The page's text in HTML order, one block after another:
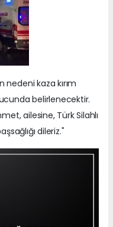
nedeni kaza kırım
belirlenecektir.
ailesine, Türk Silahlı
dileriz."